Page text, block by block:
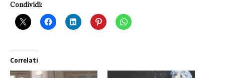
Condividi:
Correlati